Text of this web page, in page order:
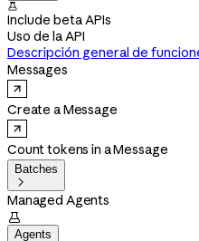

Include beta APIs
Uso de la API
Descripción general de
Messages
Create a Message
Count tokens in a Message
Batches

Managed Agents

Agents